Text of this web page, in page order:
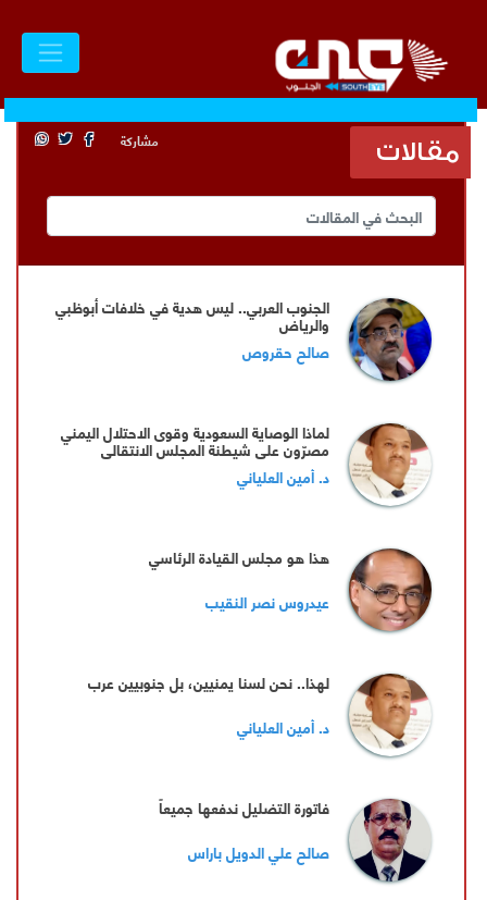
مقالات مشاركة
الجنوب العربي.. ليس هدية في خلافات أبوظبي
والرياض
صالح حقروص
لماذا الوصاية السعودية وقوى الاحتلال اليمني
مصرّون على شيطنة المجلس الانتقالي
وقيادته المفوضة وحواضنه الشعبية؟
د. أمين العلياني
هذا هو مجلس القيادة الرئاسي
عيدروس نصر النقيب
لهذا.. نحن لسنا يمنيين، بل جنوبيين عرب
د. أمين العلياني
فاتورة التضليل ندفعها جميعاً
صالح علي الدويل باراس